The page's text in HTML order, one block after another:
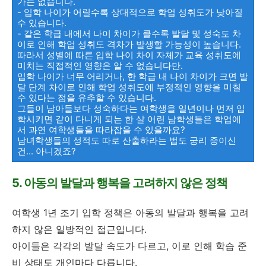
- 입학 나이가 어릴수록 상대적으로 학업 성취도가 낮아질
수 있습니다.
- 같은 학급 내에서 나이 차이가 클수록 발달 및 성숙도 차
이로 인해 학업 성취도 격차가 발생할 가능성이 높습니다.
따라서 성별에 따른 입학 나이 차이 자체가 교육 성취도에
미치는 직접적인 영향은 알 수 없습니다만.
입학 나이가 너무 어리거나, 한 학급 내 나이 차이가 크면 발
달 단계 차이로 인해 학업 성취도에 부정적인 영향을 미칠
수 있다는 점을 유추할 수 있습니다.
그들이 남아들보다 성숙하다는 여학생을 일년이나 먼저 입
학시키면 같이 다니게 되는 한 살 어린 남학생들은 학업에
서 과연 여학생들을 따라잡을 수 있을까요?
남녀학생들의 성적도 따로 산출하라는 법도 궁리 중이신
건... 아니겠죠?
5. 아동의 발달과 행복을 고려하지 않은 정책
여학생 1년 조기 입학 정책은 아동의 발달과 행복을 고려
하지 않은 일방적인 접근입니다.
아이들은 각각의 발달 속도가 다르고, 이로 인해 학습 준
비 상태도 개인마다 다릅니다.